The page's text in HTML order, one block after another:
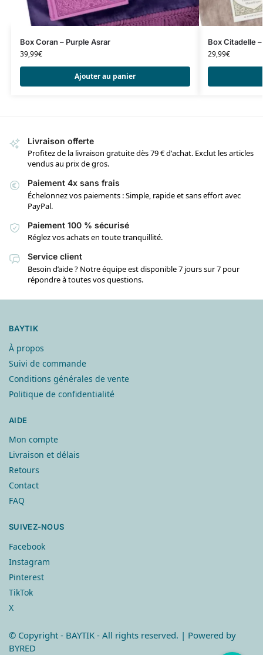
Box Coran – Purple Asrar
39,99€
Ajouter au panier
Box Citadelle
29,99€
Livraison offerte
Profitez de la livraison gratuite dès 79 € d'achat. Exclut les articles
vendus au prix de gros.
Paiement 4x sans frais
Échelonnez vos paiements : Simple, rapide et sans effort avec
PayPal.
Paiement 100 % sécurisé
Réglez vos achats en toute tranquillité.
Service client
Besoin d’aide ? Notre équipe est disponible 7 jours sur 7 pour
répondre à toutes vos questions.
BAYTIK
À propos
Suivi de commande
Conditions générales de vente
Politique de confidentialité
AIDE
Mon compte
Livraison et délais
Retours
Contact
FAQ
SUIVEZ-NOUS
Facebook
Instagram
Pinterest
TikTok
X
© Copyright - BAYTIK - All rights reserved. | Powered by
BYRED